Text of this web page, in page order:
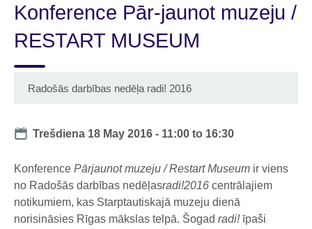
Konference Pār-jaunot muzeju /
RESTART MUSEUM
Radošās darbības nedēļa radi! 2016
Date
Trešdiena 18 May 2016 - 11:00 to 16:30
Konference Pārjaunot muzeju / Restart Museum ir viens
no Radošās darbības nedēļasradi!2016 centrālajiem
notikumiem, kas Starptautiskajā muzeju dienā
norisināsies Rīgas mākslas telpā. Šogad radi! īpaši